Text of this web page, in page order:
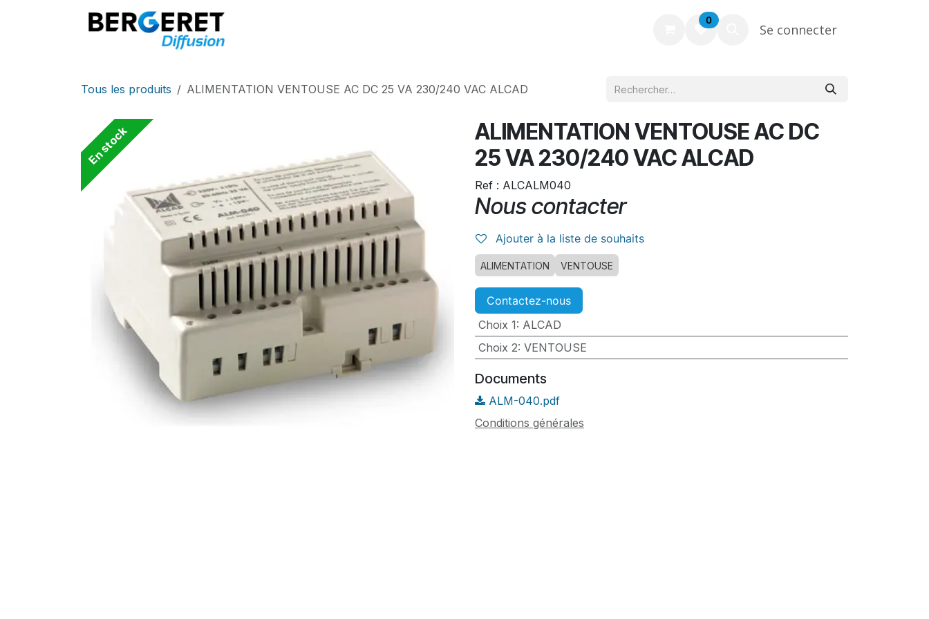
0
Se connecter
Tous les produits ALIMENTATION VENTOUSE AC DC 25 VA 230/240 VAC ALCAD
En stock
ALIMENTATION VENTOUSE AC DC
25 VA 230/240 VAC ALCAD
Ref : ALCALM040
Nous contacter
Ajouter à la liste de souhaits
ALIMENTATION VENTOUSE
Contactez-nous
Choix 1: ALCAD
Choix 2: VENTOUSE
Documents
ALM-040.pdf
Conditions générales